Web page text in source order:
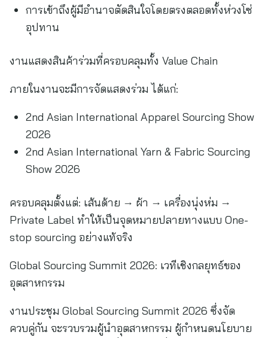
การเข้าถึงผู้มีอำนาจตัดสินใจโดยตรงตลอดทั้งห่วงโซ่
อุปทาน
งานแสดงสินค้าร่วมที่ครอบคลุมทั้ง Value Chain
ภายในงานจะมีการจัดแสดงร่วม ได้แก่:
2nd Asian International Apparel Sourcing Show
2026
2nd Asian International Yarn & Fabric Sourcing
Show 2026
ครอบคลุมตั้งแต่: เส้นด้าย → ผ้า → เครื่องนุ่งห่ม →
Private Label ทำให้เป็นจุดหมายปลายทางแบบ One-
stop sourcing อย่างแท้จริง
Global Sourcing Summit 2026: เวทีเชิงกลยุทธ์ของ
อุตสาหกรรม
งานประชุม Global Sourcing Summit 2026 ซึ่งจัด
ควบคู่กัน จะรวบรวมผู้นำอุตสาหกรรม ผู้กำหนดนโยบาย